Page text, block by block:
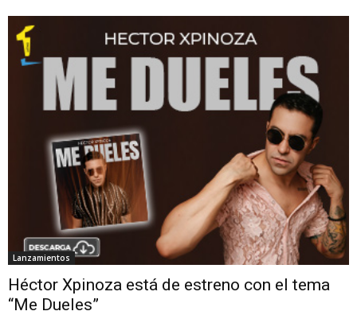
Lanzamientos
Héctor Xpinoza está de estreno con el tema
“Me Dueles”